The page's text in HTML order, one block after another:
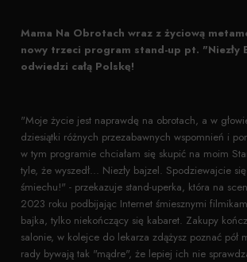
Mama Na Obrotach wraz z życiową
nowy trzeci program stand-up pt. "Niezły
odwiedzi całą Polskę!
"Moje życie jest naprawdę na obrotach, a w
dziesiątki różnych przezabawnych wspomnień i
w tym programie chciałam się skupić na moim
tyle, że wyszedł... Niezły bajzel. Spodziewajcie
śmiechu!" - przekazuje stand-uperka, która na
2023 roku podbijając Internet śmiesznymi
bajka, tylko niekończący się kabaret. Zakupy
salonie, w kolejce do lekarza zdążysz poznać pół
rady bywają tak "mądre", że lepiej ich nie